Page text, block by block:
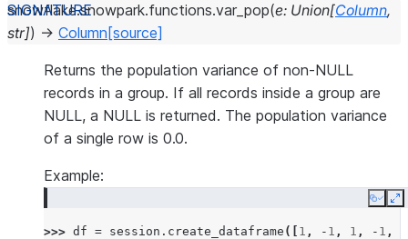
snowflake.snowpark.functions.var_pop(e: Union[Column,
str]) → Column [source]
Returns the population variance of non-NULL
records in a group. If all records inside a group are
NULL, a NULL is returned. The population variance
of a single row is 0.0.
Example:
Copy
>>> df = session . create_dataframe ([ 1 , - 1 , 1 , - 1 ,